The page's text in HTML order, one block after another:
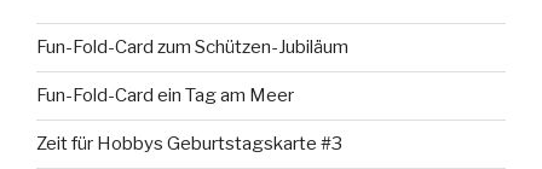
Fun-Fold-Card zum Schützen-Jubiläum
Fun-Fold-Card ein Tag am Meer
Zeit für Hobbys Geburtstagskarte #3